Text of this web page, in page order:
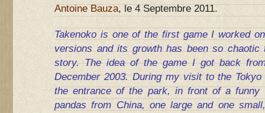
Antoine Bauza, le 4 Septembre 2011.
Takenoko is one of the first game I worked
versions and its growth has been so
story. The idea of ​​the game I got back
December 2003. During my visit to the
the entrance of the park, in front of a funny
pandas from China, one large and one